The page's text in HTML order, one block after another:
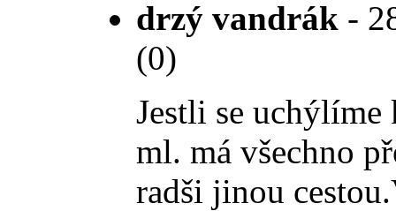
drzý vandrák -
(0)
Jestli se uchýlíme
ml. má všechno
radši jinou